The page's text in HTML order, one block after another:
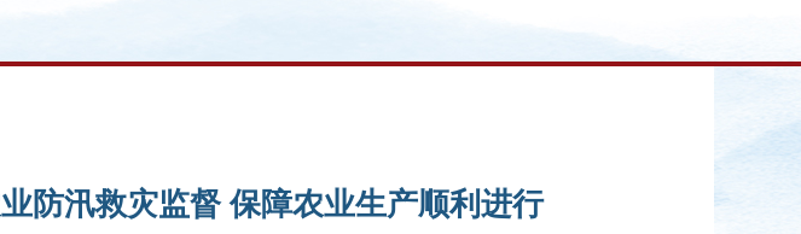
防汛救灾监督 保障农业生产顺利进行